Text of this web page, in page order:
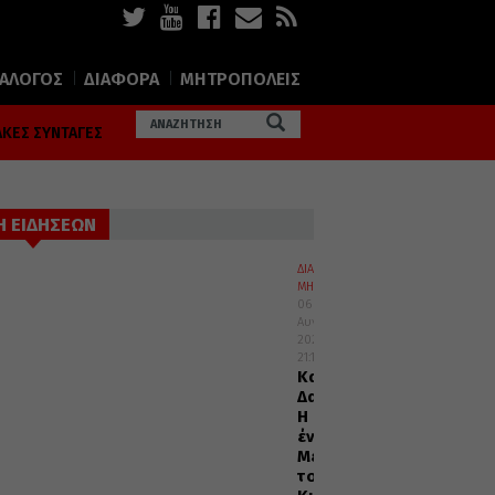
ΔΙΑΦΟΡΑ ΜΗΤΡΟΠΟΛΕΙΣ
ΣΥΝΤΑΓΕΣ
ΕΙΔΗΣΕΩΝ
ΔΙΑΛΟΓΟΣ
ΜΗΤΡΟΠΟΛΕΙΣ
06
Αυγούστου
2026
21:15
Καισαριανής
Δανιήλ:
Η
ένδοξη
Μεταμόρφωση
του